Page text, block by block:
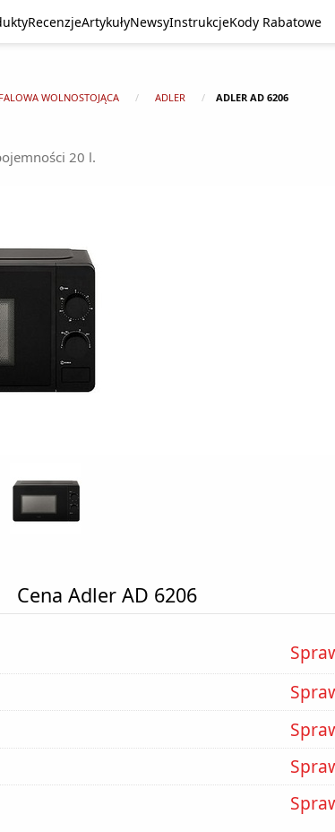
RecenzjeArtykułyNewsyInstrukcjeKody Rabatowe
WOLNOSTOJĄCA ADLER ADLER AD 6206
20 l.
Cena Adler AD 6206